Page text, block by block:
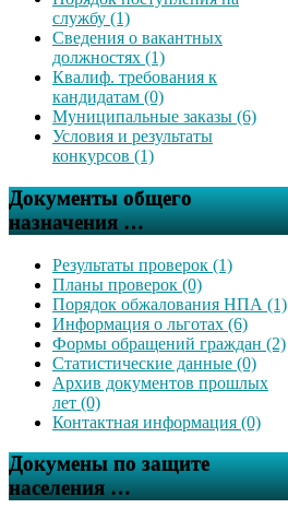
службу (1)
Сведения о вакантных
должностях (1)
Квалиф. требования к
кандидатам (0)
Муниципальные заказы (6)
Условия и результаты
конкурсов (1)
Документы общего
назначения …
Результаты проверок (1)
Планы проверок (0)
Порядок обжалования НПА (1)
Информация о льготах (6)
Формы обращений граждан (2)
Статистические данные (0)
Архив документов прошлых
лет (0)
Контактная информация (0)
Докумены по защите
населения …